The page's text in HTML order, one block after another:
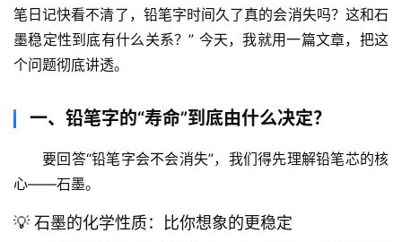
笔日记快看不清了， 铅笔字时间久了真的会消失吗？这和石
墨稳定性到底有什么关系？” 今天，我就用一篇文章，把这
个问题彻底讲透。
一、铅笔字的“寿命”到底由什么决定？
要回答“铅笔字会不会消失”，我们得先理解铅笔芯的核
心——石墨。
💡 石墨的化学性质：比你想象的更稳定